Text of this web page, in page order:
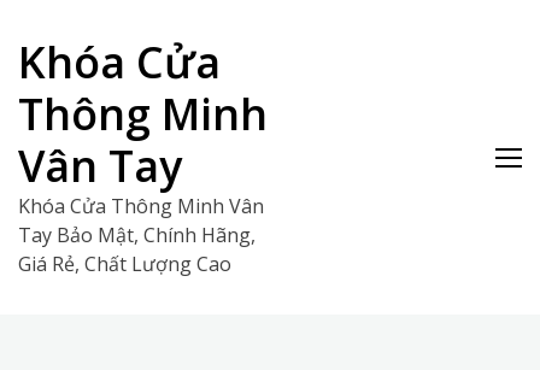
content
Khóa Cửa
Thông Minh
Vân Tay
Khóa Cửa Thông Minh Vân
Tay Bảo Mật, Chính Hãng,
Giá Rẻ, Chất Lượng Cao